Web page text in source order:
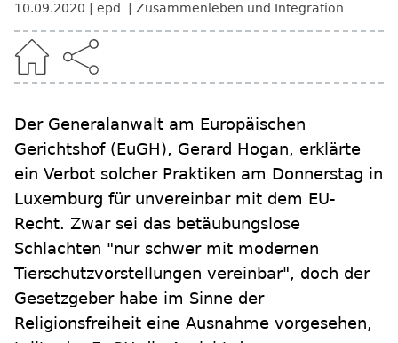
10.09.2020 epd Zusammenleben und Integration
Der Generalanwalt am Europäischen
Gerichtshof (EuGH), Gerard Hogan, erklärte
ein Verbot solcher Praktiken am Donnerstag in
Luxemburg für unvereinbar mit dem EU-
Recht. Zwar sei das betäubungslose
Schlachten "nur schwer mit modernen
Tierschutzvorstellungen vereinbar", doch der
Gesetzgeber habe im Sinne der
Religionsfreiheit eine Ausnahme vorgesehen,